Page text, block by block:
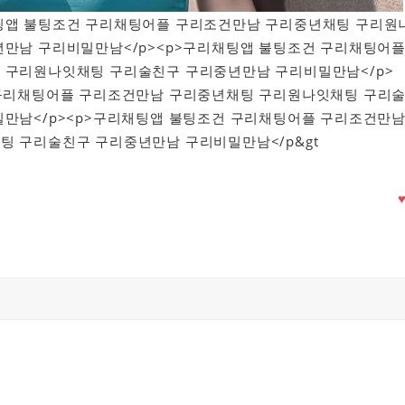
불팅조건 구리채팅어플 구리조건만남 구리중년채팅 구리원
남 구리비밀만남</p><p>구리채팅앱 불팅조건 구리채팅어플
리원나잇채팅 구리술친구 구리중년만남 구리비밀만남</p>
채팅어플 구리조건만남 구리중년채팅 구리원나잇채팅 구리술
남</p><p>구리채팅앱 불팅조건 구리채팅어플 구리조건만남
구리술친구 구리중년만남 구리비밀만남</p&gt
♥